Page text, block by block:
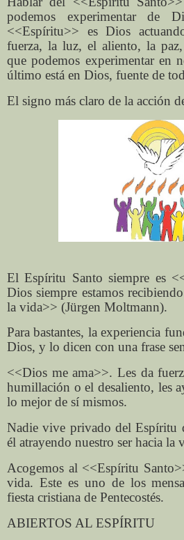
podemos experimentar de
<<Espíritu>> es Dios
fuerza, la luz, el aliento, la
que podemos experimentar en
último está en Dios, fuente de
El signo más claro de la acción
El Espíritu Santo siempre es
Dios siempre estamos
la vida>> (Jürgen Moltmann).
Para bastantes, la experiencia
Dios, y lo dicen con una frase
<<Dios me ama>>. Les da
humillación o el desaliento, les
lo mejor de sí mismos.
Nadie vive privado del Espíritu
él atrayendo nuestro ser hacia la
Acogemos al <<Espíritu
vida. Este es uno de los
fiesta cristiana de Pentecostés.
ABIERTOS AL ESPÍRITU